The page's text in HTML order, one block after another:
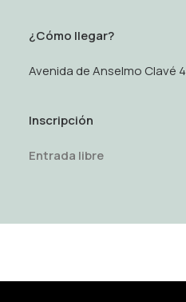
¿Cómo llegar?
Avenida de Anselmo Clavé 4
Inscripción
Entrada libre